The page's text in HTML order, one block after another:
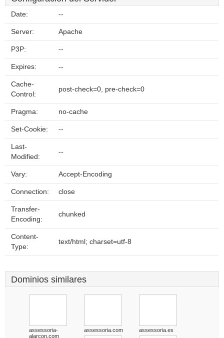
Date: --
Server: Apache
P3P: --
Expires: --
Cache-
Control:
post-check=0, pre-check=0
Pragma: no-cache
Set-Cookie: --
Last-
Modified:
--
Vary: Accept-Encoding
Connection: close
Transfer-
Encoding:
chunked
Content-
Type:
text/html; charset=utf-8
Dominios similares
assessoria-
alarcon.com
assessoria.com assessoria.es